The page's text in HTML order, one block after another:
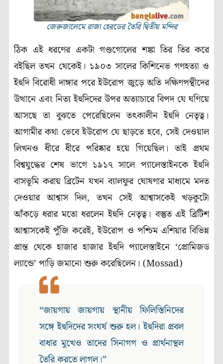
জেরুজালেমে রাজা হেরডের তৈরি দ্বিতীয় মন্দির
ঠিক এই ধরণের একটা গণ্ডগোলের শঙ্কা তির তির করে
বইছিল তখন থেকেই। ১৯০৩ সালের কিশিনেভ গণহত্যা ও
ইহুদি বিরোধী দাঙ্গার পরে ইউরোপ জুড়ে অতি দক্ষিণপন্থীদের
উত্থানে এবং নিত্য ইহুদিদের উপর অত্যাচারে বিপদ যে ঘণিয়ে
আসছে তা বুঝতে পেরেছিলেন তৎকালীন ইহুদি নেতৃত্ব।
আগামীর কথা ভেবে ইউরোপ যে ছাড়তে হবে, সেই দেওয়াল
লিখনও ধীরে ধীরে পরিষ্কার হয়ে গিয়েছিল। তাই প্রথম
বিশ্বযুদ্ধের শেষ ভাগে ১৯১৭ সালে প্যালেস্তাইনকে ইহুদি
বাসভূমি করায় ব্রিটেন যখন ব্যালফুর ঘোষণার মাধ্যমে মদত
দেওয়ার আশ্বাস দিল, তখন সেই আশ্বাসকেই খড়কুটো
আঁকড়ে ধরার মতো ধরলেন ইহুদি নেতৃত্ব। বস্তুত এই ব্রিটিশ
আশ্বাসকেই পুঁজি করেই, ইউরোপ ও পশ্চিম এশিয়ার বিভিন্ন
প্রান্ত থেকে হাজার হাজার ইহুদি প্যালেস্তাইনে ‘প্রোমিজড
ল্যান্ডে’ পাড়ি জমানো শুরু করেছিলেন। (Mossad)
“জায়গায় জায়গায় স্থানীয় ফিলিস্তিনিদের
সঙ্গে ইহুদিদের সংঘর্ষ শুরু হল। ইহুদিরা প্রবল
বাধার মুখেও তাদের সিনাগগ ও প্রার্থনাস্থল
তৈরি করতে লাগল।”